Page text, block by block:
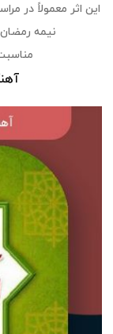
این اثر معمولاً در
نیمه‌